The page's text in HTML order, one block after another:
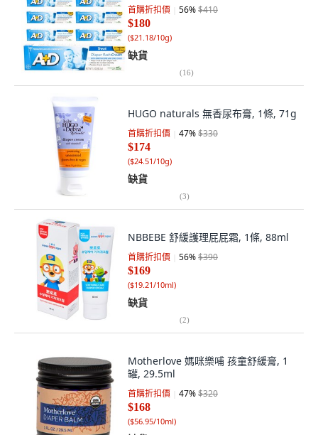
首購折扣價 56%$410
$180
($21.18/10g)
缺貨
(16)
HUGO naturals 無香尿布膏, 1條, 71g
首購折扣價 47%$330
$174
($24.51/10g)
缺貨
(3)
NBBEBE 舒緩護理屁屁霜, 1條, 88ml
首購折扣價 56%$390
$169
($19.21/10ml)
缺貨
(2)
Motherlove 媽咪樂哺 孩童舒緩膏, 1
罐, 29.5ml
首購折扣價 47%$320
$168
($56.95/10ml)